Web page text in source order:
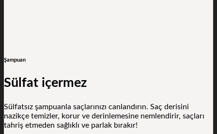
Şampuan
Sülfat içermez
Sülfatsız şampuanla saçlarınızı canlandırın. Saç derisini
nazikçe temizler, korur ve derinlemesine nemlendirir, saçları
tahriş etmeden sağlıklı ve parlak bırakır!